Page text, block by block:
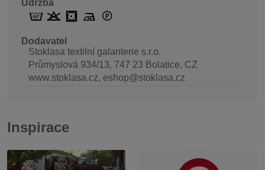
Údržba
Dodavatel
Stoklasa textilní galanterie s.r.o.
Průmyslová 934/13, 747 23 Bolatice, CZ
www.stoklasa.cz, eshop@stoklasa.cz
Inspirace